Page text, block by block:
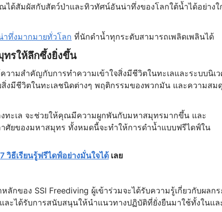
ด้สัมผัสกับสัตว์ป่าและทิวทัศน์อันน่าทึ่งของโลกใต้น้ำได้อย่างใ
ทึ่งมากมายทั่วโลก ที่นักดำน้ำทุกระดับสามารถเพลิดเพลินได้
ทรให้ลึกซึ้งยิ่งขึ้น
วามสำคัญกับการทำความเข้าใจสิ่งมีชีวิตในทะเลและระบบนิเ
สิ่งมีชีวิตในทะเลชนิดต่างๆ พฤติกรรมของพวกมัน และความสม
ทะเล จะช่วยให้คุณมีความผูกพันกับมหาสมุทรมากขึ้น และ
ศัยของมหาสมุทร ทั้งหมดนี้จะทำให้การดำน้ำแบบฟรีไดฟ์ใน
7 วิธีเรียนรู้ฟรีไดฟ์อย่างมั่นใจได้เลย
กของ SSI Freediving ผู้เข้าร่วมจะได้รับความรู้เกี่ยวกับผลกร
ะได้รับการสนับสนุนให้นำแนวทางปฏิบัติที่ยั่งยืนมาใช้ทั้งในแล